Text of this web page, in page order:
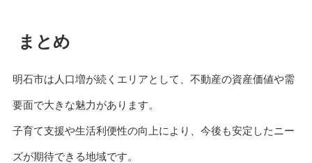
まとめ
明石市は人口増が続くエリアとして、不動産の資産価値や需
要面で大きな魅力があります。
子育て支援や生活利便性の向上により、今後も安定したニー
ズが期待できる地域です。